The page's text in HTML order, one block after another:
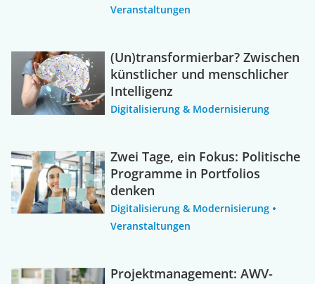
Veranstaltungen
(Un)transformierbar? Zwischen
künstlicher und menschlicher
Intelligenz
Digitalisierung & Modernisierung
Zwei Tage, ein Fokus: Politische
Programme in Portfolios
denken
Digitalisierung & Modernisierung
Veranstaltungen
Projektmanagement: AWV-